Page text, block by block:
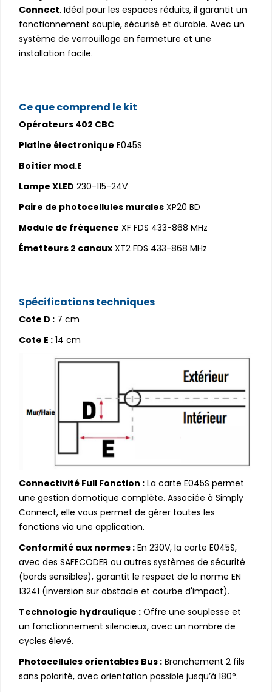
Connect. Idéal pour les espaces réduits, il garantit un
fonctionnement souple, sécurisé et durable. Avec un
système de verrouillage en fermeture et une
installation facile.
Ce que comprend le kit
Opérateurs 402 CBC
Platine électronique E045S
Boîtier mod.E
Lampe XLED 230-115-24V
Paire de photocellules murales XP20 BD
Module de fréquence XF FDS 433-868 MHz
Émetteurs 2 canaux XT2 FDS 433-868 MHz
Spécifications techniques
Cote D : 7 cm
Cote E : 14 cm
Connectivité Full Fonction : La carte E045S permet
une gestion domotique complète. Associée à Simply
Connect, elle vous permet de gérer toutes les
fonctions via une application.
Conformité aux normes : En 230V, la carte E045S,
avec des SAFECODER ou autres systèmes de sécurité
(bords sensibles), garantit le respect de la norme EN
13241 (inversion sur obstacle et courbe d'impact).
Technologie hydraulique : Offre une souplesse et
un fonctionnement silencieux, avec un nombre de
cycles élevé.
Photocellules orientables Bus : Branchement 2 fils
sans polarité, avec orientation possible jusqu’à 180°.